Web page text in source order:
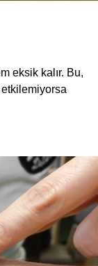
eksik kalır. Bu,
etkilemiyorsa